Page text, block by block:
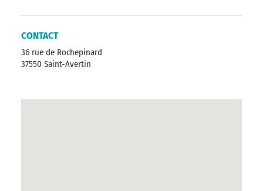
CONTACT
36 rue de Rochepinard
37550 Saint-Avertin